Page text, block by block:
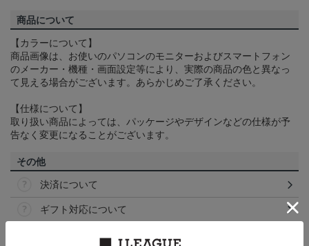
商品について
【カラーについて】
商品画像は、お使いのパソコンのモニターおよびスマートフォン
のメーカー・機種・画面設定等により、実際の商品の色と異なっ
て見える場合がございます。あらかじめご了承ください。
【仕様について】
取り扱い商品によっては、パッケージやデザインなどの仕様が予
告なく変更になることがございます。
その他
決済について
ギフト対応について